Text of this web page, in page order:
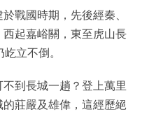
戰國時期，先後經秦、
起嘉峪關，東至虎山長
立不倒。
到長城一趟？登上萬里
莊嚴及雄偉，這經歷絕